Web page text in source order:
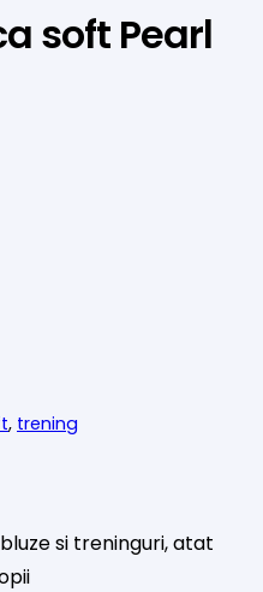
soft Pearl
, trening
si treninguri, atat